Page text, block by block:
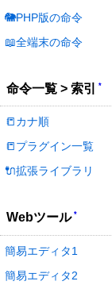
🐘PHP版の命令
📖全端末の命令
命令一覧 > 索引 *
📒カナ順
📒プラグイン一覧
🔌拡張ライブラリ
Webツール *
簡易エディタ1
簡易エディタ2